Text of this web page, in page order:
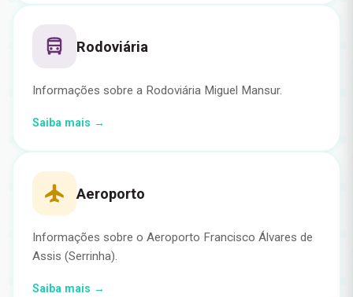
Rodoviária
Informações sobre a Rodoviária Miguel Mansur.
Saiba mais →
Aeroporto
Informações sobre o Aeroporto Francisco Álvares de
Assis (Serrinha).
Saiba mais →